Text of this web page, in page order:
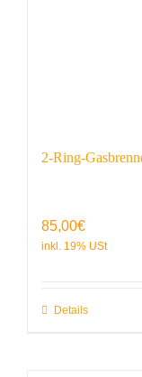
2-Ring-
85,00€
Details